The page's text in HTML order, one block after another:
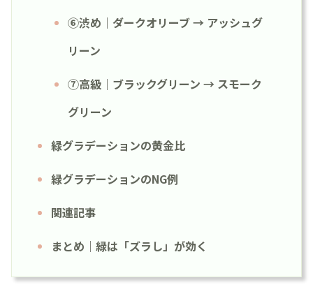
⑥渋め｜ダークオリーブ → アッシュグ
リーン
⑦高級｜ブラックグリーン → スモーク
グリーン
緑グラデーションの黄金比
緑グラデーションのNG例
関連記事
まとめ｜緑は「ズラし」が効く